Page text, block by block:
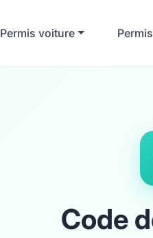
Permis voiture
Code